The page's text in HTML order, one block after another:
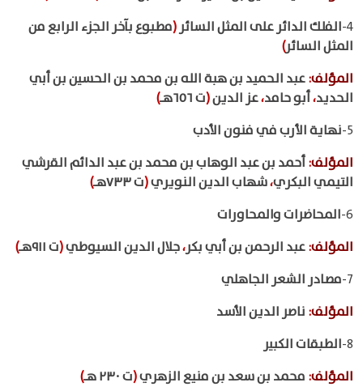
4- الفلك الدائر على المثل السائر(مطبوع بآخر الجزء الرابع من
المثل السائر)
المؤلف:عبد الحميد بن هبة الله بن محمد بن الحسين بن أبي
الحديد،أبو حامد،عز الدين(ت ٦٥٦هـ
)
5- نهاية الأرب في فنون الأدب
المؤلف:أحمد بن عبد الوهاب بن محمد بن عبد الدائم القرشي
التيمي البكري،شهاب الدين النويري(ت ٧٣٣هـ
)
6- المحاضرات والمحاورات
المؤلف:عبد الرحمن بن أبي بكر،جلال الدين السيوطي(ت ٩١١هـ
)
7- مصادر الشعر الجاهلي
المؤلف: ناصر الدين الأسد
8- الطبقات الكبير
المؤلف: محمد بن سعد بن منيع الزهري(ت ٢٣٠ هـ
)